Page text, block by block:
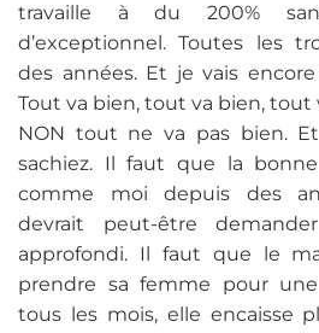
travaille à du 200%
d’exceptionnel. Toutes les
des années. Et je vais
Tout va bien, tout va bien, tout
NON tout ne va pas bien.
sachiez. Il faut que la
comme moi depuis des
devrait peut-être
approfondi. Il faut que le
prendre sa femme pour
tous les mois, elle encaisse